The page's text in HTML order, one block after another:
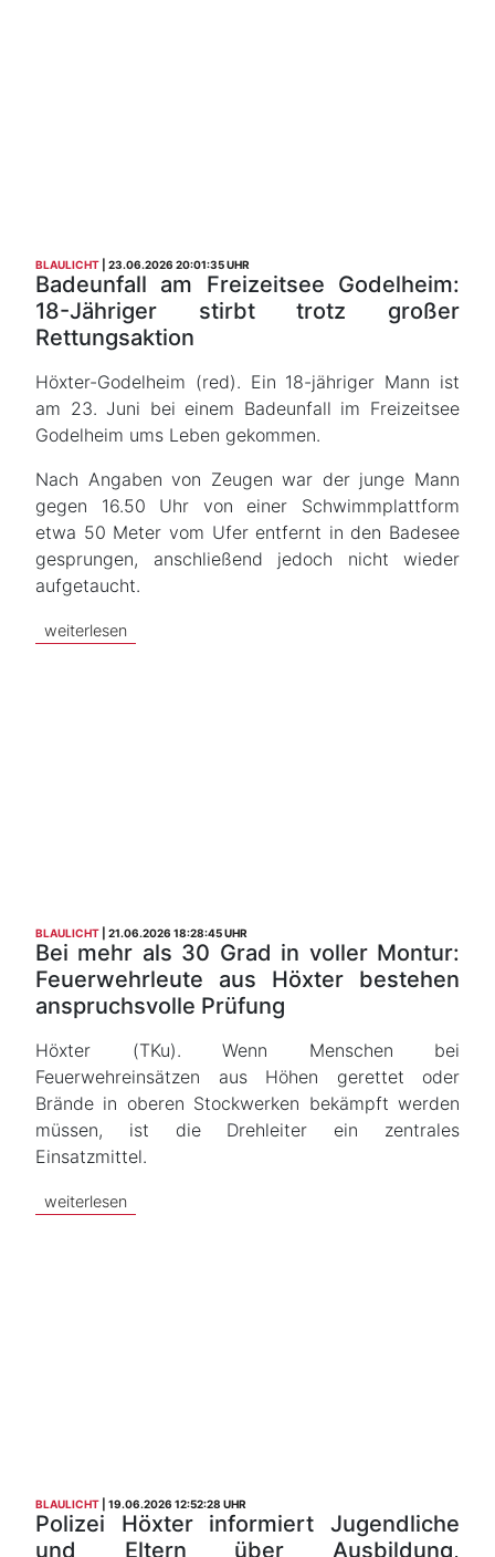
BLAULICHT 23.06.2026 20:01:35 UHR
Badeunfall am Freizeitsee Godelheim:
18-Jähriger stirbt trotz großer
Rettungsaktion
Höxter-Godelheim (red). Ein 18-jähriger Mann ist
am 23. Juni bei einem Badeunfall im Freizeitsee
Godelheim ums Leben gekommen.
Nach Angaben von Zeugen war der junge Mann
gegen 16.50 Uhr von einer Schwimmplattform
etwa 50 Meter vom Ufer entfernt in den Badesee
gesprungen, anschließend jedoch nicht wieder
aufgetaucht.
weiterlesen
BLAULICHT 21.06.2026 18:28:45 UHR
Bei mehr als 30 Grad in voller Montur:
Feuerwehrleute aus Höxter bestehen
anspruchsvolle Prüfung
Höxter (TKu). Wenn Menschen bei
Feuerwehreinsätzen aus Höhen gerettet oder
Brände in oberen Stockwerken bekämpft werden
müssen, ist die Drehleiter ein zentrales
Einsatzmittel.
weiterlesen
BLAULICHT 19.06.2026 12:52:28 UHR
Polizei Höxter informiert Jugendliche
und Eltern über Ausbildung,